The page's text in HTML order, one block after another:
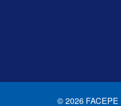
© 2026 FACEPE